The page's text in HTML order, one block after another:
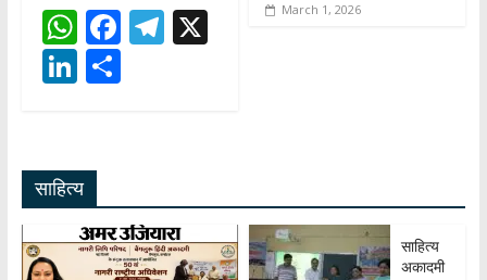
W
h
at
A
p
p
F
ac
e
o
k
T
m
X
Li
e
dI
n
S
March 1, 2026
साहित्य
साहित्य
अकादमी